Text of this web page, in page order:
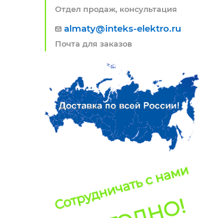
Отдел продаж, консультация
almaty@inteks-elektro.ru
Почта для заказов